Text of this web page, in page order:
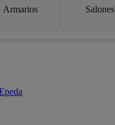
Armarios Salones